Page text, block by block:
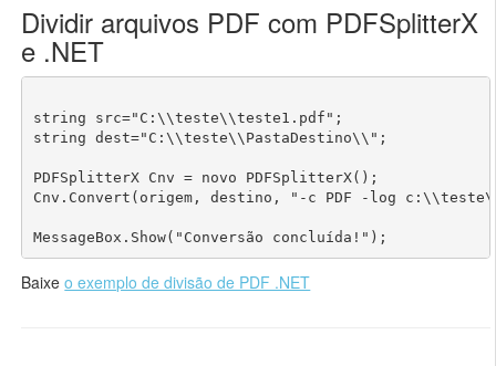
Dividir arquivos PDF com PDFSplitterX
e .NET
string src="C:\\teste\\teste1.pdf";
string dest="C:\\teste\\PastaDestino\\";
PDFSplitterX Cnv = novo PDFSplitterX();
Cnv.Convert(origem, destino, "-c PDF -log
Baixeo exemplo de divisão de PDF .NET